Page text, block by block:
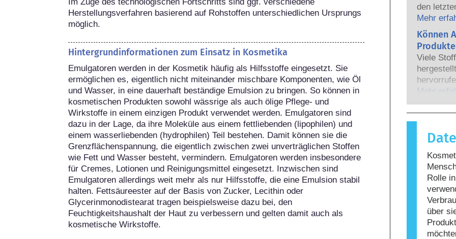
Herstellungsverfahren basierend auf Rohstoffen unterschiedlichen Ursprungs
möglich.
Hintergrundinformationen zum Einsatz in Kosmetika
Emulgatoren werden in der Kosmetik häufig als Hilfsstoffe eingesetzt. Sie
ermöglichen es, eigentlich nicht miteinander mischbare Komponenten, wie Öl
und Wasser, in eine dauerhaft beständige Emulsion zu bringen. So können in
kosmetischen Produkten sowohl wässrige als auch ölige Pflege- und
Wirkstoffe in einem einzigen Produkt verwendet werden. Emulgatoren sind
dazu in der Lage, da ihre Moleküle aus einem fettliebenden (lipophilen) und
einem wasserliebenden (hydrophilen) Teil bestehen. Damit können sie die
Grenzflächenspannung, die eigentlich zwischen zwei unverträglichen Stoffen
wie Fett und Wasser besteht, vermindern. Emulgatoren werden insbesondere
für Cremes, Lotionen und Reinigungsmittel eingesetzt. Inzwischen sind
Emulgatoren allerdings weit mehr als nur Hilfsstoffe, die eine Emulsion stabil
halten. Fettsäureester auf der Basis von Zucker, Lecithin oder
Glycerinmonodistearat tragen beispielsweise dazu bei, den
Feuchtigkeitshaushalt der Haut zu verbessern und gelten damit auch als
kosmetische Wirkstoffe.
sehr
zumeist
jemals
Produkte
Experten,
den
dem
von
Mehr
Können
Viele
wenn das
harmlos
Reaktion
Allergie
nicht,
nicht
Mehr
Rolle
über